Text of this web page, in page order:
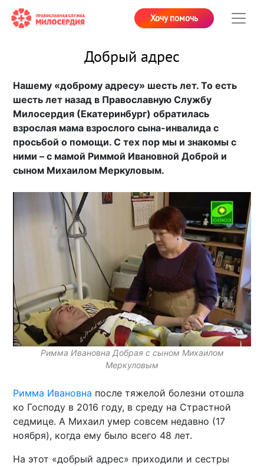
Хочу помочь
Добрый адрес
Нашему «доброму адресу» шесть лет. То есть
шесть лет назад в Православную Службу
Милосердия (Екатеринбург) обратилась
взрослая мама взрослого сына-инвалида с
просьбой о помощи. С тех пор мы и знакомы с
ними – с мамой Риммой Ивановной Доброй и
сыном Михаилом Меркуловым.
Римма Ивановна Добрая с сыном Михаилом
Меркуловым
Римма Ивановна после тяжелой болезни отошла
ко Господу в 2016 году, в среду на Страстной
седмице. А Михаил умер совсем недавно (17
ноября), когда ему было всего 48 лет.
На этот «добрый адрес» приходили и сестры